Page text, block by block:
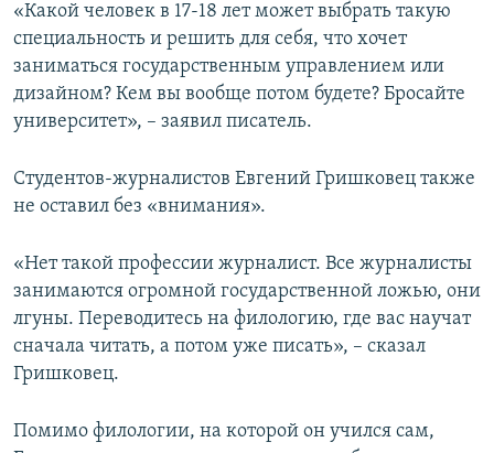
«Какой человек в 17-18 лет может выбрать такую
специальность и решить для себя, что хочет
заниматься государственным управлением или
дизайном? Кем вы вообще потом будете? Бросайте
университет», – заявил писатель.
Студентов-журналистов Евгений Гришковец также
не оставил без «внимания».
«Нет такой профессии журналист. Все журналисты
занимаются огромной государственной ложью, они
лгуны. Переводитесь на филологию, где вас научат
сначала читать, а потом уже писать», – сказал
Гришковец.
Помимо филологии, на которой он учился сам,